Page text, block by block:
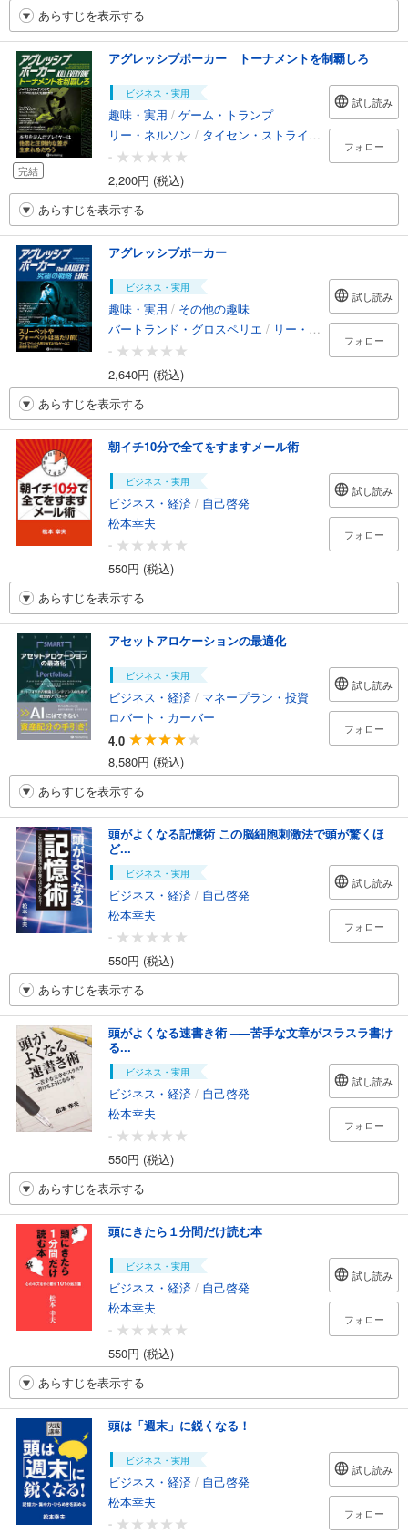
あらすじを表示する
完結
アグレッシブポーカー トーナメントを制覇しろ
ビジネス・実用
趣味・実用 / ゲーム・トランプ
リー・ネルソン / タイセン・ストライブ /スティーブ・
-
2,200円 (税込)
試し読み
フォロー
あらすじを表示する
アグレッシブポーカー
ビジネス・実用
趣味・実用 / その他の趣味
バートランド・グロスペリエ / リー・ネルソン /タイセ
-
2,640円 (税込)
試し読み
フォロー
あらすじを表示する
朝イチ10分で全てをすますメール術
ビジネス・実用
ビジネス・経済 / 自己啓発
松本幸夫
-
550円 (税込)
試し読み
フォロー
あらすじを表示する
アセットアロケーションの最適化
ビジネス・実用
ビジネス・経済 / マネープラン・投資
ロバート・カーバー
4.0
8,580円 (税込)
試し読み
フォロー
あらすじを表示する
頭がよくなる記憶術 この脳細胞刺激法で頭が驚くほ
ど...
ビジネス・実用
ビジネス・経済 / 自己啓発
松本幸夫
-
550円 (税込)
試し読み
フォロー
あらすじを表示する
頭がよくなる速書き術 ─―苦手な文章がスラスラ書け
る...
ビジネス・実用
ビジネス・経済 / 自己啓発
松本幸夫
-
550円 (税込)
試し読み
フォロー
あらすじを表示する
頭にきたら１分間だけ読む本
ビジネス・実用
ビジネス・経済 / 自己啓発
松本幸夫
-
550円 (税込)
試し読み
フォロー
あらすじを表示する
頭は「週末」に鋭くなる！
ビジネス・実用
ビジネス・経済 / 自己啓発
松本幸夫
-
試し読み
フォロー